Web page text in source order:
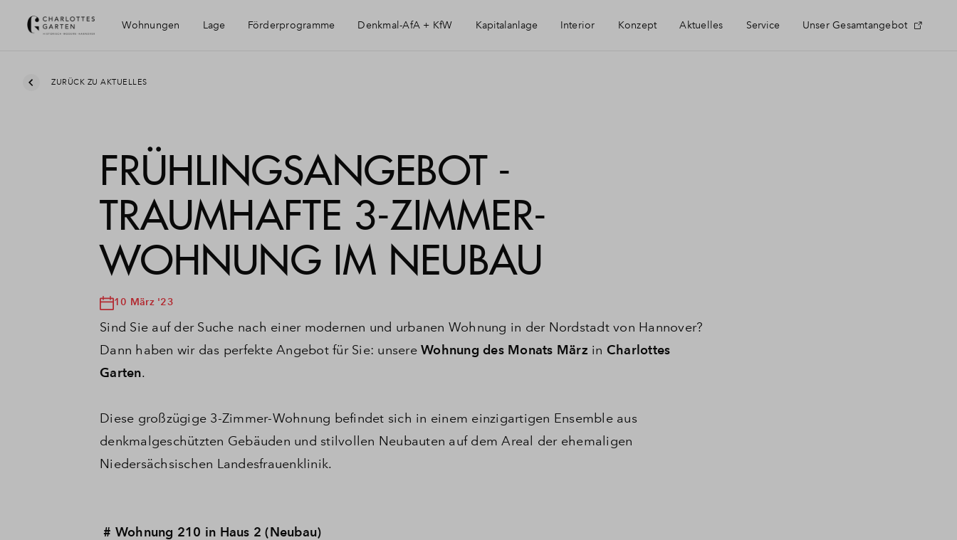
Wohnungen Lage
Hannover
Förderprogramme Denkmal-AfA + KfW Kapitalanlage Interior Konzept Aktuelles Service Unser Gesamtangebot
ZURÜCK ZU AKTUELLES
FRÜHLINGSANGEBOT -
TRAUMHAFTE 3-ZIMMER-
WOHNUNG IM NEUBAU
10 März '23
Sind Sie auf der Suche nach einer modernen und urbanen Wohnung in der Nordstadt von Hannover?
Dann haben wir das perfekte Angebot für Sie: unsere Wohnung des Monats März in Charlottes
Garten.
Diese großzügige 3-Zimmer-Wohnung befindet sich in einem einzigartigen Ensemble aus
denkmalgeschützten Gebäuden und stilvollen Neubauten auf dem Areal der ehemaligen
Niedersächsischen Landesfrauenklinik.
# Wohnung 210 in Haus 2 (Neubau)